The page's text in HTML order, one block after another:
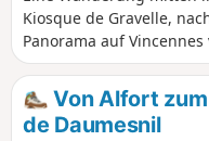
Kiosque de Gravelle,
Panorama auf
Abstecher auf die Allée
Rückkehr zum Parkplatz
Von Alfort
de Daumesnil